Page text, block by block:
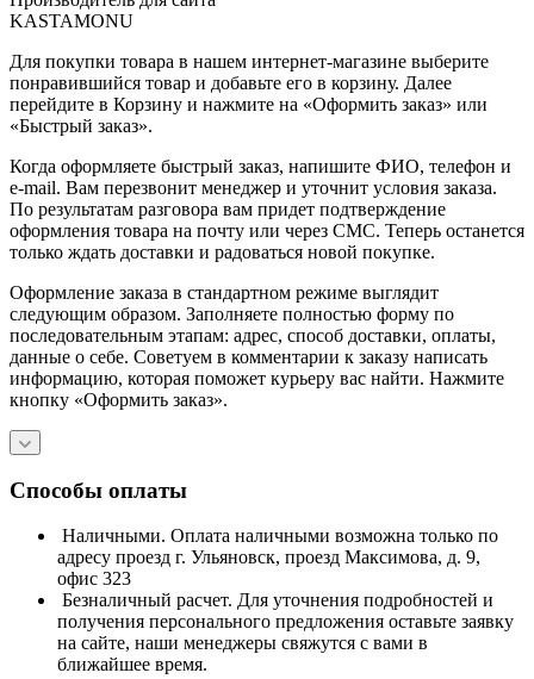
KASTAMONU
Для покупки товара в нашем интернет-магазине выберите
понравившийся товар и добавьте его в корзину. Далее
перейдите в Корзину и нажмите на «Оформить заказ» или
«Быстрый заказ».
Когда оформляете быстрый заказ, напишите ФИО, телефон и
e-mail. Вам перезвонит менеджер и уточнит условия заказа.
По результатам разговора вам придет подтверждение
оформления товара на почту или через СМС. Теперь останется
только ждать доставки и радоваться новой покупке.
Оформление заказа в стандартном режиме выглядит
следующим образом. Заполняете полностью форму по
последовательным этапам: адрес, способ доставки, оплаты,
данные о себе. Советуем в комментарии к заказу написать
информацию, которая поможет курьеру вас найти. Нажмите
кнопку «Оформить заказ».
Способы оплаты
Наличными. Оплата наличными возможна только по
адресу проезд г. Ульяновск, проезд Максимова, д. 9,
офис 323
Безналичный расчет. Для уточнения подробностей и
получения персонального предложения оставьте заявку
на сайте, наши менеджеры свяжутся с вами в
ближайшее время.